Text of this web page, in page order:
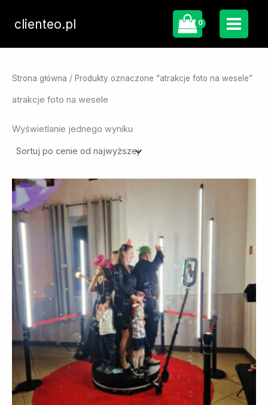
clienteo.pl
Strona główna / Produkty oznaczone “atrakcje foto na wesele”
atrakcje foto na wesele
Wyświetlanie jednego wyniku